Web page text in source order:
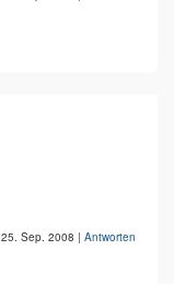
25. Sep. 2008 | Antworten